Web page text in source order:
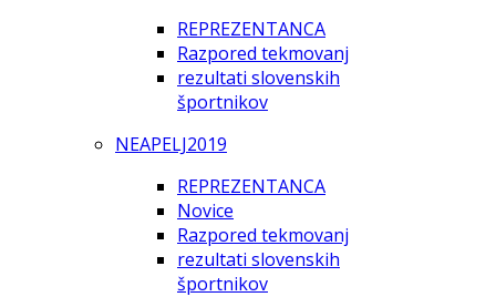
REPREZENTANCA
Razpored tekmovanj
rezultati slovenskih
športnikov
NEAPELJ2019
REPREZENTANCA
Novice
Razpored tekmovanj
rezultati slovenskih
športnikov